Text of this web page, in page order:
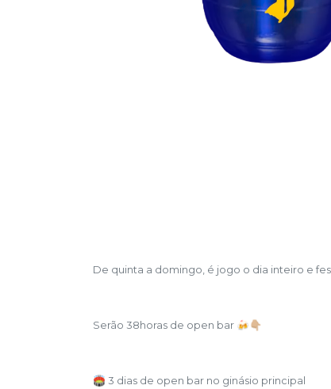
De quinta a domingo, é jogo o dia inteiro e
Serão 38horas de open bar 🍻👇🏼
🏟️ 3 dias de open bar no ginásio principal